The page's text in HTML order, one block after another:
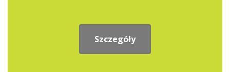
Szczegóły